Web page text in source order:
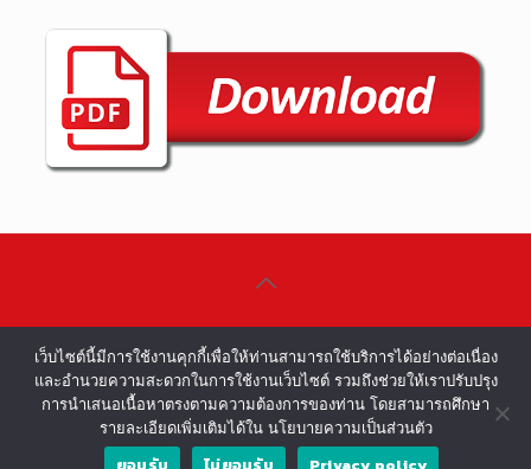
©COPYRIGHT 2002-2016 ALL RIGHTS
RESERVED.
เว็บไซต์นี้มีการใช้งานคุกกี้เพื่อให้ท่านสามารถใช้บริการได้อย่างต่อเนื่อง
และอำนวยความสะดวกในการใช้งานเว็บไซต์ รวมถึงช่วยให้เราปรับปรุง
การนำเสนอเนื้อหาตรงตามความต้องการของท่าน โดยสามารถศึกษา
รายละเอียดเพิ่มเติมได้ใน นโยบายความเป็นส่วนตัว
ยอมรับ ไม่ยอมรับ Privacy policy